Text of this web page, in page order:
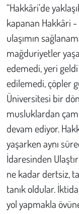
“Hakkâri’de
kapanan Hakkâri -
ulaşımın
mağduriyetler
edemedi, yeri
edilemedi, çöpler
Üniversitesi bir
musluklardan
devam ediyor.
yaşarken aynı
İdaresinden
ne kadar dertsiz,
tanık oldular.
yol yapmakla